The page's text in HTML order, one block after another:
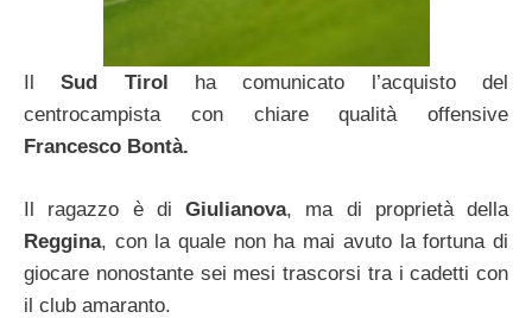
IlSud Tirol ha comunicato l’acquisto del
centrocampista con chiare qualità offensive
Francesco Bontà.
Il ragazzo è di Giulianova, ma di proprietà della
Reggina, con la quale non ha mai avuto la fortuna di
giocare nonostante sei mesi trascorsi tra i cadetti con
il club amaranto.